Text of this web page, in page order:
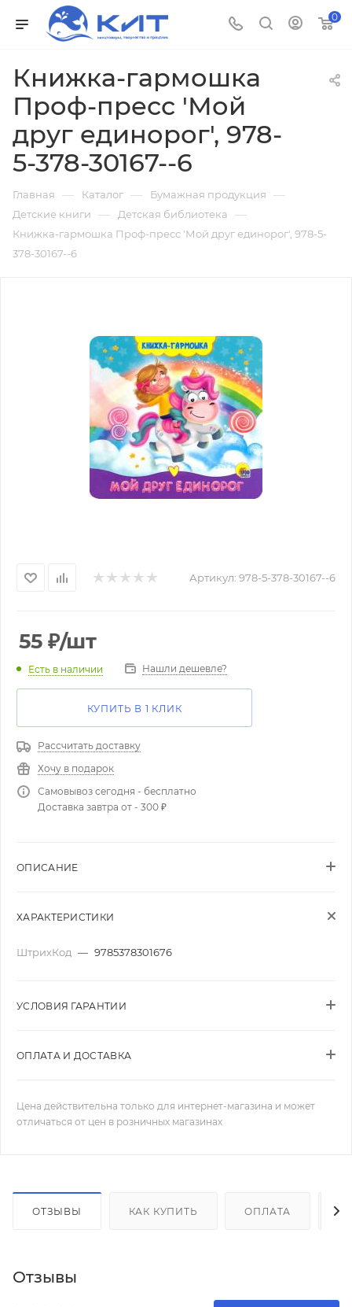
0
Книжка-гармошка
Проф-пресс 'Мой
друг единорог', 978-
5-378-30167--6
Главная — Каталог — Бумажная продукция —
Детские книги — Детская библиотека —
Книжка-гармошка Проф-пресс 'Мой друг единорог', 978-5-
378-30167--6
Артикул: 978-5-378-30167--6
55 ₽/шт
Есть в наличии Нашли дешевле?
КУПИТЬ В 1 КЛИК
Рассчитать доставку
Хочу в подарок
Самовывоз сегодня - бесплатно
Доставка завтра от - 300 ₽
ОПИСАНИЕ
ХАРАКТЕРИСТИКИ
ШтрихКод — 9785378301676
УСЛОВИЯ ГАРАНТИИ
ОПЛАТА И ДОСТАВКА
Цена действительна только для интернет-магазина и может
отличаться от цен в розничных магазинах
ОТЗЫВЫ КАК КУПИТЬ ОПЛАТА
Отзывы